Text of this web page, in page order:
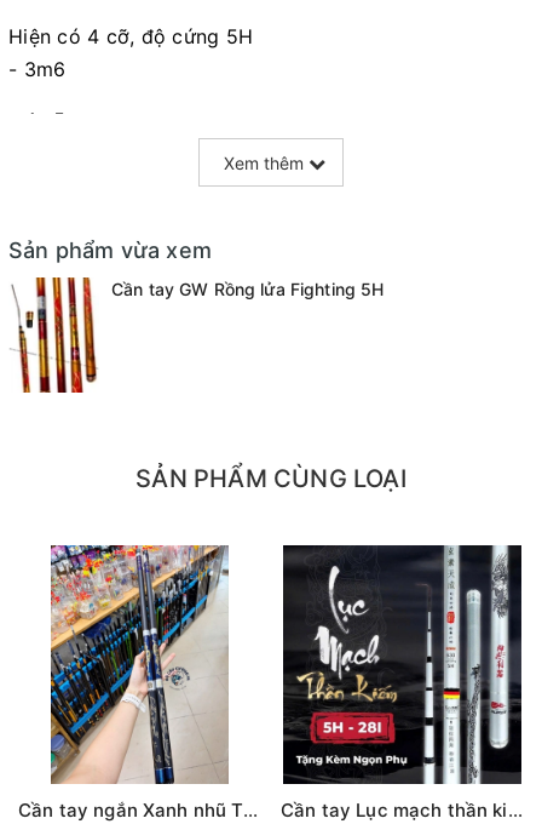
Hiện có 4 cỡ, độ cứng 5H
- 3m6
- 4m5
Xem thêm
Sản phẩm vừa xem
Cần tay GW Rồng lửa Fighting 5H
SẢN PHẨM CÙNG LOẠI
Cần tay ngắn Xanh nhũ Tím, Đen( KPZD) Cần tay Lục mạch thần kiếm (Bạc) 3TT